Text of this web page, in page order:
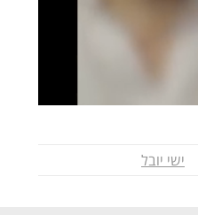
ישי יובל